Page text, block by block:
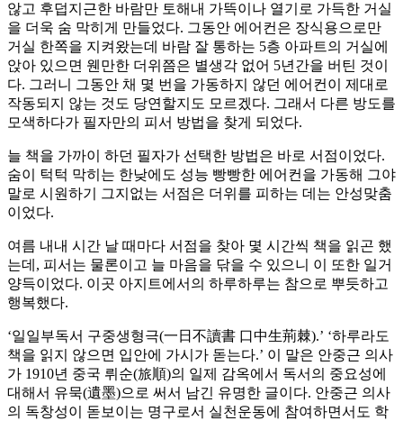
않고 후덥지근한 바람만 토해내 가뜩이나 열기로 가득한 거실
을 더욱 숨 막히게 만들었다. 그동안 에어컨은 장식용으로만
거실 한쪽을 지켜왔는데 바람 잘 통하는 5층 아파트의 거실에
앉아 있으면 웬만한 더위쯤은 별생각 없어 5년간을 버틴 것이
다. 그러니 그동안 채 몇 번을 가동하지 않던 에어컨이 제대로
작동되지 않는 것도 당연할지도 모르겠다. 그래서 다른 방도를
모색하다가 필자만의 피서 방법을 찾게 되었다.
늘 책을 가까이 하던 필자가 선택한 방법은 바로 서점이었다.
숨이 턱턱 막히는 한낮에도 성능 빵빵한 에어컨을 가동해 그야
말로 시원하기 그지없는 서점은 더위를 피하는 데는 안성맞춤
이었다.
여름 내내 시간 날 때마다 서점을 찾아 몇 시간씩 책을 읽곤 했
는데, 피서는 물론이고 늘 마음을 닦을 수 있으니 이 또한 일거
양득이었다. 이곳 아지트에서의 하루하루는 참으로 뿌듯하고
행복했다.
‘일일부독서 구중생형극(一日不讀書 口中生荊棘).’ ‘하루라도
책을 읽지 않으면 입안에 가시가 돋는다.’ 이 말은 안중근 의사
가 1910년 중국 뤼순(旅順)의 일제 감옥에서 독서의 중요성에
대해서 유묵(遺墨)으로 써서 남긴 유명한 글이다. 안중근 의사
의 독창성이 돋보이는 명구로서 실천운동에 참여하면서도 학